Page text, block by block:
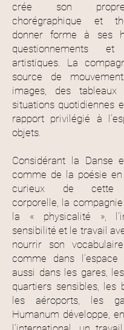
crée son
chorégraphique et
donner forme à ses
questionnements et
artistiques. La
source de
images, des tableaux
situations quotidiennes
rapport privilégié à
objets.
Considérant la Danse
comme de la poésie en
curieux de cette
corporelle, la compagnie
la « physicalité »,
sensibilité et le travail
nourrir son
comme dans
aussi dans les gares,
quartiers sensibles, les
les aéroports, les
Humanum développe,